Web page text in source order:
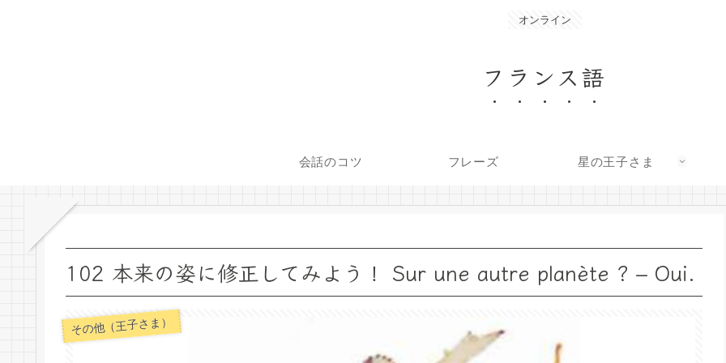
オンライン
フランス語
会話のコツ フレーズ 星の王子さま
102 本来の姿に修正してみよう！ Sur une autre planète ? – Oui.
その他（王子さま）